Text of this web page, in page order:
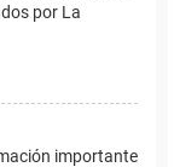
por La
importante